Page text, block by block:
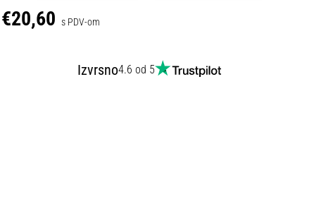
€20,60 s PDV-om
Izvrsno4.6 od 5